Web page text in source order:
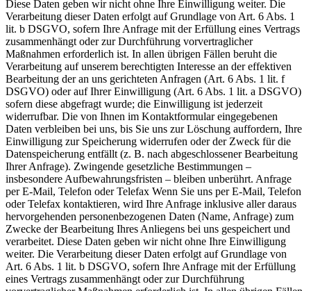
Diese Daten geben wir nicht ohne Ihre Einwilligung weiter. Die
Verarbeitung dieser Daten erfolgt auf Grundlage von Art. 6 Abs. 1
lit. b DSGVO, sofern Ihre Anfrage mit der Erfüllung eines Vertrags
zusammenhängt oder zur Durchführung vorvertraglicher
Maßnahmen erforderlich ist. In allen übrigen Fällen beruht die
Verarbeitung auf unserem berechtigten Interesse an der effektiven
Bearbeitung der an uns gerichteten Anfragen (Art. 6 Abs. 1 lit. f
DSGVO) oder auf Ihrer Einwilligung (Art. 6 Abs. 1 lit. a DSGVO)
sofern diese abgefragt wurde; die Einwilligung ist jederzeit
widerrufbar. Die von Ihnen im Kontaktformular eingegebenen
Daten verbleiben bei uns, bis Sie uns zur Löschung auffordern, Ihre
Einwilligung zur Speicherung widerrufen oder der Zweck für die
Datenspeicherung entfällt (z. B. nach abgeschlossener Bearbeitung
Ihrer Anfrage). Zwingende gesetzliche Bestimmungen –
insbesondere Aufbewahrungsfristen – bleiben unberührt. Anfrage
per E-Mail, Telefon oder Telefax Wenn Sie uns per E-Mail, Telefon
oder Telefax kontaktieren, wird Ihre Anfrage inklusive aller daraus
hervorgehenden personenbezogenen Daten (Name, Anfrage) zum
Zwecke der Bearbeitung Ihres Anliegens bei uns gespeichert und
verarbeitet. Diese Daten geben wir nicht ohne Ihre Einwilligung
weiter. Die Verarbeitung dieser Daten erfolgt auf Grundlage von
Art. 6 Abs. 1 lit. b DSGVO, sofern Ihre Anfrage mit der Erfüllung
eines Vertrags zusammenhängt oder zur Durchführung